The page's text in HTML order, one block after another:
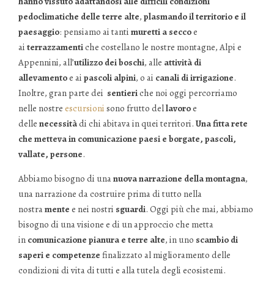
pedoclimatiche delle terre alte, plasmando il territorio e il
paesaggio: pensiamo ai tanti muretti a seccoe
ai terrazzamentiche costellano le nostre montagne, Alpi e
Appennini, all’utilizzo dei boschi, alle attività di
allevamentoe ai pascoli alpini, o ai canali di irrigazione.
Inoltre, gran parte dei sentieriche noi oggi percorriamo
nelle nostre escursioni sono frutto dellavoroe
delle necessitàdi chi abitava in quei territori. Una fitta rete
che metteva in comunicazione paesi e borgate, pascoli,
vallate, persone.
Abbiamo bisogno di unanuova narrazione della montagna,
una narrazione da costruire prima di tutto nella
nostramente e nei nostri sguardi. Oggi più che mai, abbiamo
bisogno di una visione e di un approccio che metta
in comunicazione pianura e terre alte, in uno scambio di
saperi e competenze finalizzato al miglioramento delle
condizioni di vita di tutti e alla tutela degli ecosistemi.